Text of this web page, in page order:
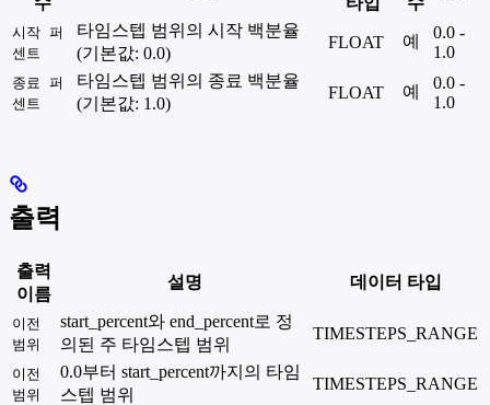
시작 퍼
센트
타임스텝 범위의 시작 백분율
(기본값: 0.0)
FLOAT 예
0.0 -
1.0
종료 퍼
센트
타임스텝 범위의 종료 백분율
(기본값: 1.0)
FLOAT 예
0.0 -
1.0
출력
출력
이름
설명 데이터 타입
이전
범위
start_percent와 end_percent로 정
의된 주 타임스텝 범위
TIMESTEPS_RANGE
이전
범위
0.0부터 start_percent까지의 타임
스텝 범위
TIMESTEPS_RANGE